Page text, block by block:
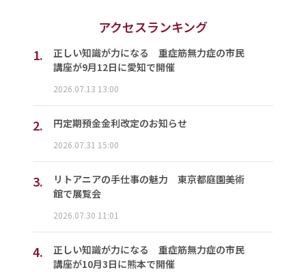
アクセスランキング
1.
正しい知識が力になる 重症筋無力症の市民
講座が9月12日に愛知で開催
2026.07.13 13:00
2. 円定期預金金利改定のお知らせ
2026.07.31 15:00
3.
リトアニアの手仕事の魅力 東京都庭園美術
館で展覧会
2026.07.30 11:01
4.
正しい知識が力になる 重症筋無力症の市民
講座が10月3日に熊本で開催